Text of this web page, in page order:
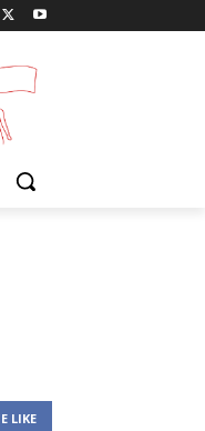
LIKE